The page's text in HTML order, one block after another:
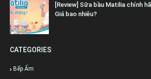
[Review] Sữa bầu Matilia chính
Giá bao nhiêu?
CATEGORIES
Bếp Ấm